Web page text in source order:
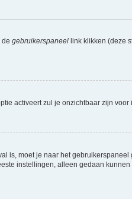
de gebruikerspaneel link klikken (deze
activeert zul je onzichtbaar zijn
is, moet je naar het
instellingen, alleen gedaan